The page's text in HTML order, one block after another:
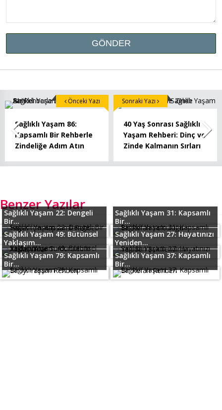
Sağlıklı Yaşam 86:
Kapsamlı Bir Rehberle
Zindeliğe Adım Atın
Önceki Yazı
40 Yaş Sonrası Sağlıklı
Yaşam Rehberi: Dinç ve
Zinde Kalmanın Sırları
Sonraki Yazı
Benzer Yazılar
Sağlıklı Yaşam 22: Dengeli
Bir...
Sağlıklı Yaşam 31: Kapsamlı
Bir...
Sağlıklı Yaşam 49: Bütünsel
Yaklaşım...
Sağlıklı Yaşam 27: Hayatınızı
Yeniden...
Sağlıklı Yaşam 79: Kapsamlı
Bir...
Sağlıklı Yaşam 37: Kapsamlı
Bir...